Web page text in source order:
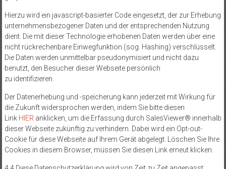
Hierzu wird ein javascript-basierter Code eingesetzt, der zur Erhebung
unternehmensbezogener Daten und der entsprechenden Nutzung
dient. Die mit dieser Technologie erhobenen Daten werden über eine
nicht rückrechenbare Einwegfunktion (sog. Hashing) verschlüsselt.
Die Daten werden unmittelbar pseudonymisiert und nicht dazu
benutzt, den Besucher dieser Webseite persönlich
zu identifizieren.
Der Datenerhebung und -speicherung kann jederzeit mit Wirkung für
die Zukunft widersprochen werden, indem Sie bitte diesen
Link HIER anklicken, um die Erfassung durch SalesViewer® innerhalb
dieser Webseite zukünftig zu verhindern. Dabei wird ein Opt-out-
Cookie für diese Webseite auf Ihrem Gerät abgelegt. Löschen Sie Ihre
Cookies in diesem Browser, müssen Sie diesen Link erneut klicken.